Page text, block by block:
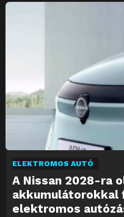
ELEKTROMOS AUTÓ
A Nissan 2028-ra
akkumulátorokkal
elektromos